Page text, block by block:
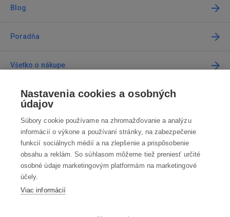
Blog
Poradňa
Všetko o nákupe
Predajne
Kontakt
Kontaktujte nás
info@robotworld.sk
02 / 205 103 00
Nastavenia cookies a osobných
údajov
Súbory cookie používame na zhromažďovanie a analýzu
informácií o výkone a používaní stránky, na zabezpečenie
funkcií sociálnych médií a na zlepšenie a prispôsobenie
obsahu a reklám. So súhlasom môžeme tiež preniesť určité
osobné údaje marketingovým platformám na marketingové
účely.
Viac informácií